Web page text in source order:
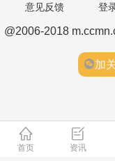
意见反馈 登
@2006-2018
加
首页 资讯